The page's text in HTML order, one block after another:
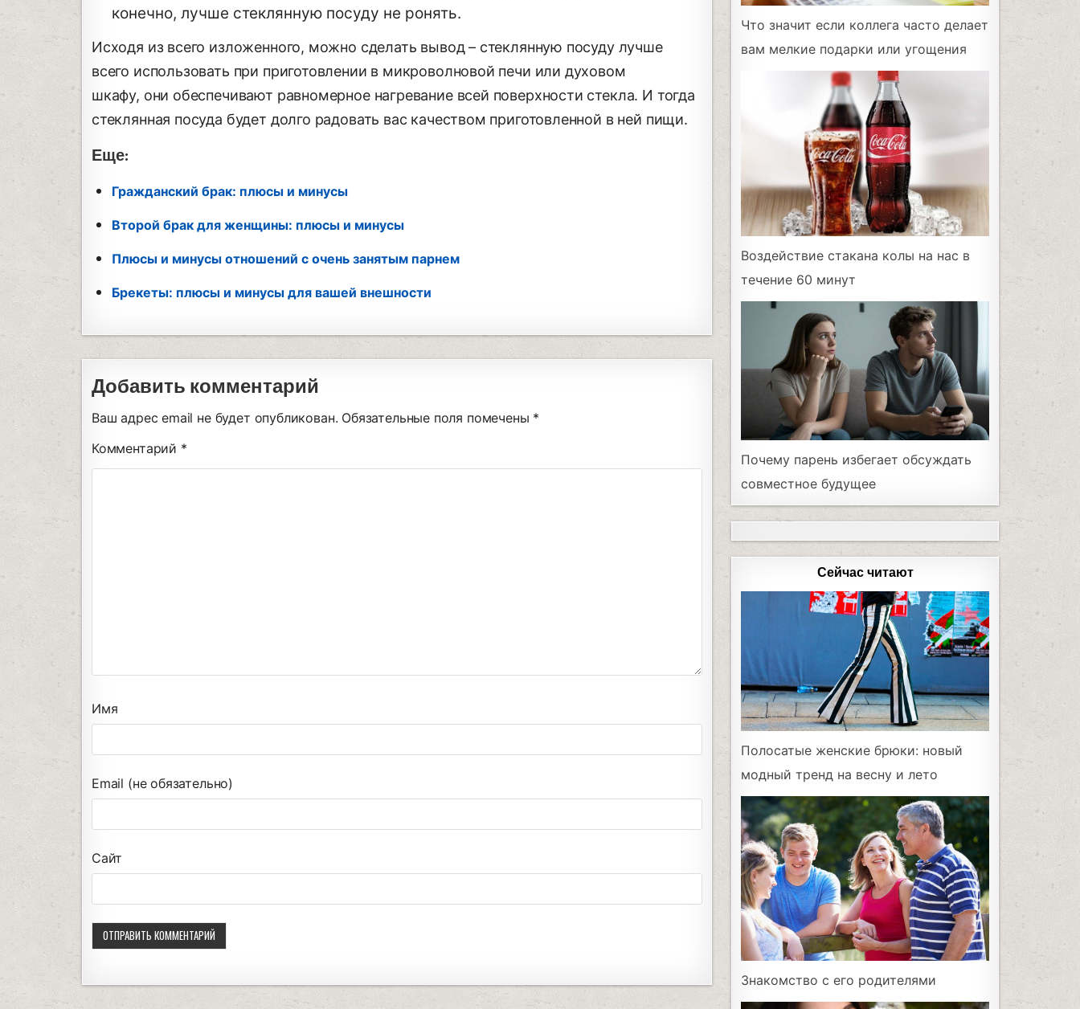
конечно, лучше стеклянную посуду не ронять.
Исходя из всего изложенного, можно сделать вывод – стеклянную посуду лучше
всего использовать при приготовлении в микроволновой печи или духовом
шкафу, они обеспечивают равномерное нагревание всей поверхности стекла. И тогда
стеклянная посуда будет долго радовать вас качеством приготовленной в ней пищи.
Еще:
Гражданский брак: плюсы и минусы
Второй брак для женщины: плюсы и минусы
Плюсы и минусы отношений с очень занятым парнем
Брекеты: плюсы и минусы для вашей внешности
Добавить комментарий
Ваш адрес email не будет опубликован. Обязательные поля помечены *
Комментарий *
Имя
Email (не обязательно)
Сайт
Что значит если коллега часто делает
вам мелкие подарки или угощения
Воздействие стакана колы на нас в
течение 60 минут
Почему парень избегает обсуждать
совместное будущее
Сейчас читают
Полосатые женские брюки: новый
модный тренд на весну и лето
Знакомство с его родителями